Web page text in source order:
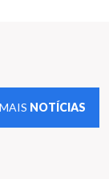
MAIS NOTÍCIAS